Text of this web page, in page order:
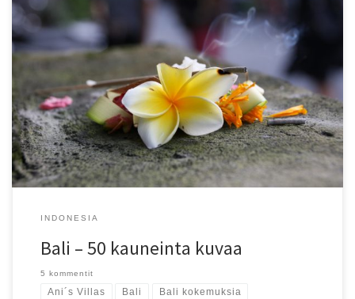
Äärimmäisen vaikean valinnan jälkeen: tässä ovat omat suosikkini
Balin matkakuviemme joukosta. Ehkä sinäkin varaat lennot Balille
nähtyäsi ne!
INDONESIA
Bali – 50 kauneinta kuvaa
5 kommentit
Ani´s Villas Bali Bali kokemuksia